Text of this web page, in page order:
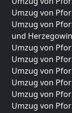
Umzug von
Umzug von
und
Umzug von
Umzug von
Umzug von
Umzug von
Umzug von
Umzug von